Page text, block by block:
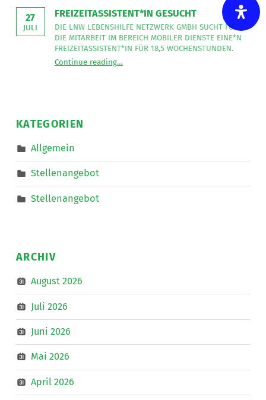
auch
den
LNW
Shops
”
27
JULI
FREIZEITASSISTENT*IN GESUCHT
DIE LNW LEBENSHILFE NETZWERK GMBH SUCHT FÜR
DIE MITARBEIT IM BEREICH MOBILER DIENSTE EINE*N
FREIZEITASSISTENT*IN FÜR 18,5 WOCHENSTUNDEN.
Continue readingDie
Dienste
für
…
KATEGORIEN
Allgemein
Stellenangebot
Stellenangebot
ARCHIV
August 2026
Juli 2026
Juni 2026
Mai 2026
April 2026